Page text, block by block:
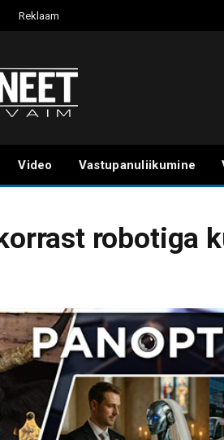
Reklaam
Video Vastupanuliikumine
robotiga